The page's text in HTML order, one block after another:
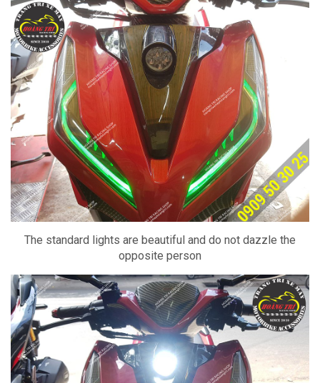
The standard lights are beautiful and do not dazzle the
opposite person